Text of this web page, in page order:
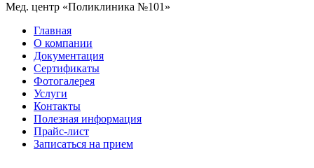
Мед. центр «Поликлиника №101»
Главная
О компании
Документация
Сертификаты
Фотогалерея
Услуги
Контакты
Полезная информация
Прайс-лист
Записаться на прием